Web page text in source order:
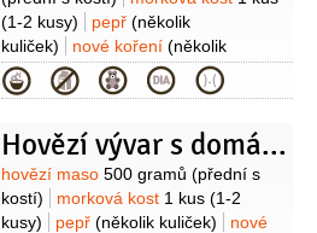
(1-2 kusy)
pepř (několik
kuliček)
nové koření (několik
kuliček)
mrkev1 kus
petržel
kořenová1 kus
celer
dokončení)
petržel kořenová1 kus
(na dokončení) Domácí nudle:
mouka pšeničná hrubá
120 gramů
vejce1 kus
Kategorie
Hovězí vývar s domácími nudlemi
Suroviny
hovězí maso 500 gramů (přední s
kostí)
morková kost 1 kus (1-2
kusy)
pepř (několik kuliček)
nové